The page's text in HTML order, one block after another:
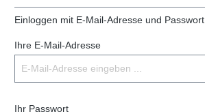
Einloggen mit E-Mail-Adresse und Passwort
Ihre E-Mail-Adresse
Ihr Passwort